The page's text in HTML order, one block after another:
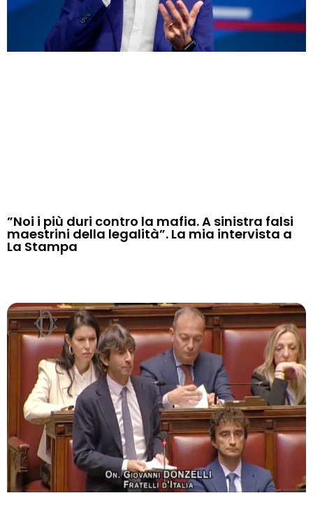
”Noi i più duri contro la mafia. A sinistra falsi
maestrini della legalità”. La mia intervista a
La Stampa